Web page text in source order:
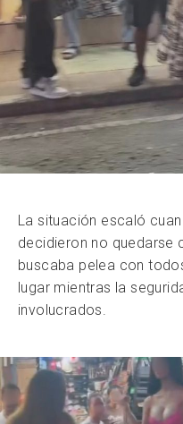
La situación escaló
decidieron no quedarse
buscaba pelea con
lugar mientras la
involucrados.